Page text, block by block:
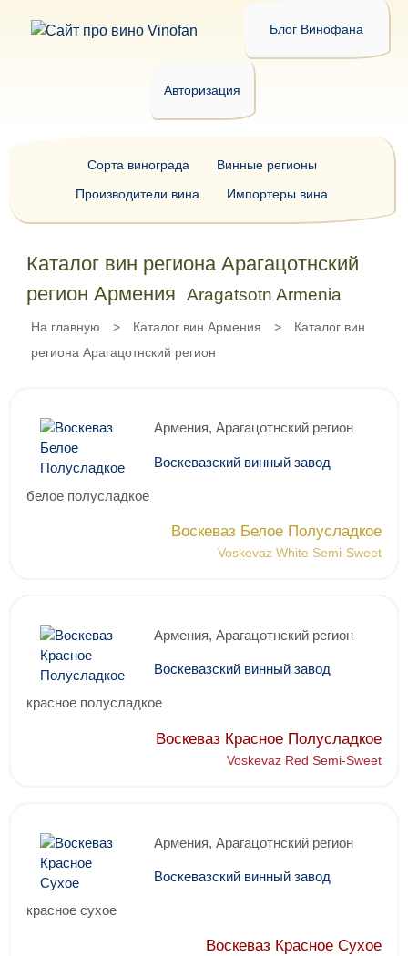
Блог Винофана
Авторизация
Каталог вин региона Арагацотнский
регион Армения Aragatsotn Armenia
На главную > Каталог вин Армения >
Каталог вин
региона Арагацотнский регион
Армения, Арагацотнский регион
Воскевазский винный завод
белое полусладкое
Воскеваз Белое Полусладкое
Voskevaz White Semi-Sweet
Армения, Арагацотнский регион
Воскевазский винный завод
красное полусладкое
Воскеваз Красное Полусладкое
Voskevaz Red Semi-Sweet
Армения, Арагацотнский регион
Воскевазский винный завод
красное сухое
Воскеваз Красное Сухое
Сорта винограда
Винные регионы
Производители вина
Импортеры вина